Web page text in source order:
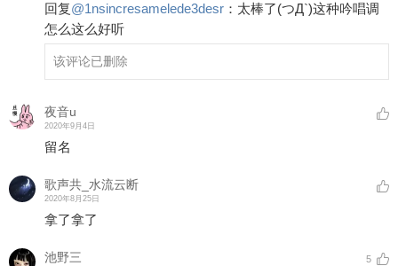
回复@1nsincresamelede3desr ： 太棒了(つД`)这种吟唱调
怎么这么好听
该评论已删除
夜音u
2020年9月4日
留名
歌声共_水流云断
2020年8月25日
拿了拿了
池野三 5